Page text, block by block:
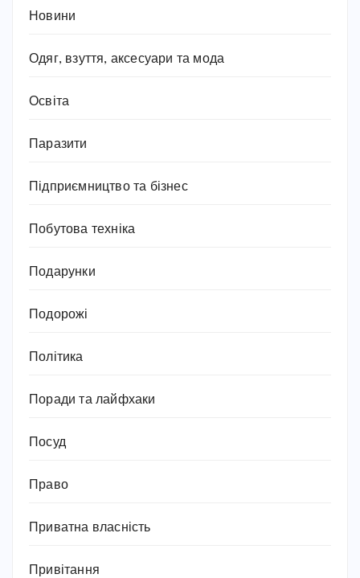
Новини
Одяг, взуття, аксесуари та мода
Освіта
Паразити
Підприємництво та бізнес
Побутова техніка
Подарунки
Подорожі
Політика
Поради та лайфхаки
Посуд
Право
Приватна власність
Привітання